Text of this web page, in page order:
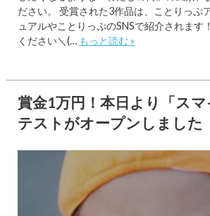
ださい。 受賞された3作品は、ことりっぷ
ュアルやことりっぷのSNSで紹介されます
ください＼(… もっと読む »
賞金1万円！本日より「ス
テストがオープンしました